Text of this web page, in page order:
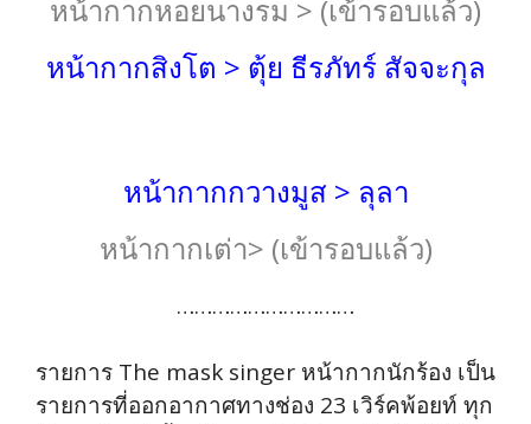
หน้ากากหอยนางรม > (เข้ารอบแล้ว)
หน้ากากสิงโต > ตุ้ย ธีรภัทร์ สัจจะกุล
หน้ากากกวางมูส > ลุลา
หน้ากากเต่า> (เข้ารอบแล้ว)
…………………………
รายการ The mask singer หน้ากากนักร้อง เป็น
รายการที่ออกอากาศทางช่อง 23 เวิร์คพ้อยท์ ทุก